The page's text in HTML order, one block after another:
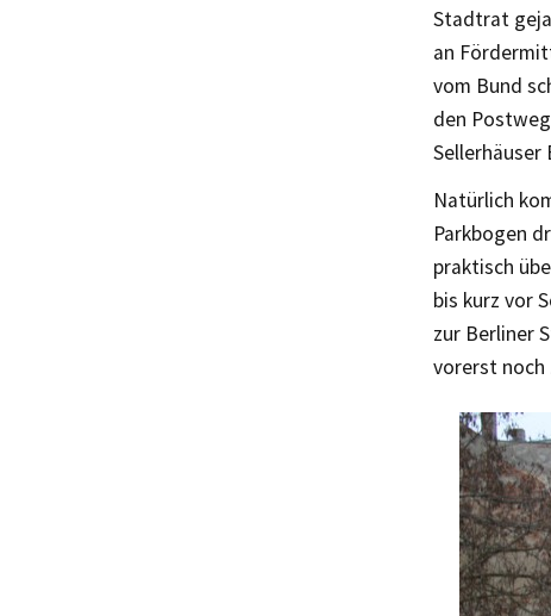
Stadtrat
an
vom Bund
den
Sellerhäuser
Natürlich
Parkbogen
praktisch
bis kurz vor
zur Berliner
vorerst noch